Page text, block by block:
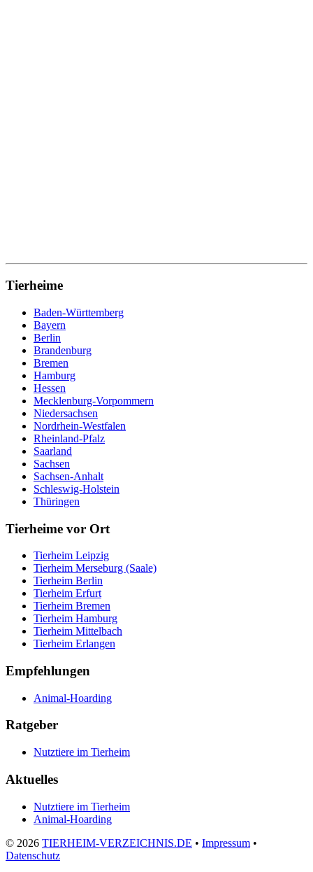
Tierheime
Baden-Württemberg
Bayern
Berlin
Brandenburg
Bremen
Hamburg
Hessen
Mecklenburg-Vorpommern
Niedersachsen
Nordrhein-Westfalen
Rheinland-Pfalz
Saarland
Sachsen
Sachsen-Anhalt
Schleswig-Holstein
Thüringen
Tierheime vor Ort
Tierheim Leipzig
Tierheim Merseburg (Saale)
Tierheim Berlin
Tierheim Erfurt
Tierheim Bremen
Tierheim Hamburg
Tierheim Mittelbach
Tierheim Erlangen
Empfehlungen
Animal-Hoarding
Ratgeber
Nutztiere im Tierheim
Aktuelles
Nutztiere im Tierheim
Animal-Hoarding
© 2026 TIERHEIM-VERZEICHNIS.DE • Impressum •
Datenschutz